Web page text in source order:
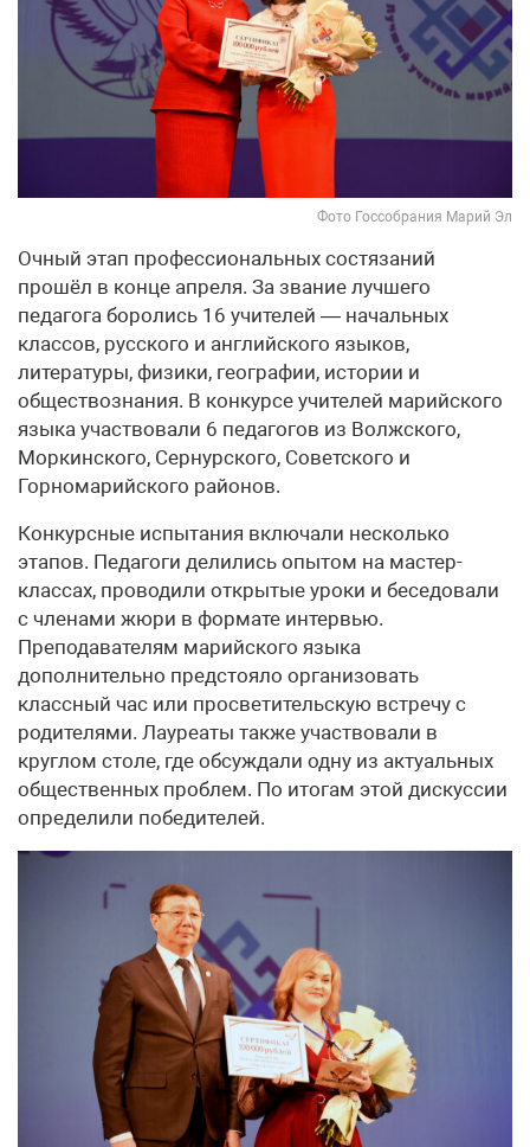
Фото Госсобрания Марий Эл
Очный этап профессиональных состязаний
прошёл в конце апреля. За звание лучшего
педагога боролись 16 учителей — начальных
классов, русского и английского языков,
литературы, физики, географии, истории и
обществознания. В конкурсе учителей марийского
языка участвовали 6 педагогов из Волжского,
Моркинского, Сернурского, Советского и
Горномарийского районов.
Конкурсные испытания включали несколько
этапов. Педагоги делились опытом на мастер-
классах, проводили открытые уроки и беседовали
с членами жюри в формате интервью.
Преподавателям марийского языка
дополнительно предстояло организовать
классный час или просветительскую встречу с
родителями. Лауреаты также участвовали в
круглом столе, где обсуждали одну из актуальных
общественных проблем. По итогам этой дискуссии
определили победителей.